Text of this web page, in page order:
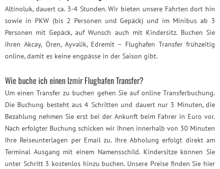
Altinoluk, dauert ca. 3-4 Stunden. Wir bieten unsere Fahrten dort hin
sowie in PKW (bis 2 Personen und Gepäck) und im Minibus ab 3
Personen mit Gepäck, auf Wunsch auch mit Kindersitz. Buchen Sie
ihren Akcay, Ören, Ayvalik, Edremit – Flughafen Transfer frühzeitig
online, damit es keine engpässe in der Saison gibt.
Wie buche ich einen Izmir Flughafen Transfer?
Um einen Transfer zu buchen gehen Sie auf online Transferbuchung.
Die Buchung besteht aus 4 Schritten und dauert nur 3 Minuten, die
Bezahlung nehmen Sie erst bei der Ankunft beim Fahrer in Euro vor.
Nach erfolgter Buchung schicken wir Ihnen innerhalb von 30 Minuten
Ihre Reiseunterlagen per Email zu. Ihre Abholung erfolgt direkt am
Terminal Ausgang mit einem Namensschild. Kindersitze können Sie
unter Schritt 3 kostenlos hinzu buchen. Unsere Preise finden Sie hier